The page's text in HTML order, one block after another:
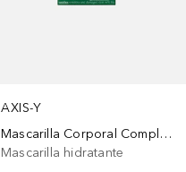
AXIS-Y
Mascarilla Corporal Complejo Energético Vital Verde 61% Artemisa Mascarilla Corporal Complejo Energético Vital Verde
Mascarilla hidratante